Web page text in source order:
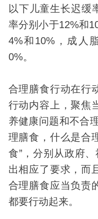
以下儿童生长迟缓
率分别小于12%和
4%和10%，成人
0%。
合理膳食行动在行
行动内容上，聚焦
养健康问题和不合
理膳食，什么是合
食”，分别从政府
出相应了要求，而
合理膳食应当负责
都要行动起来。